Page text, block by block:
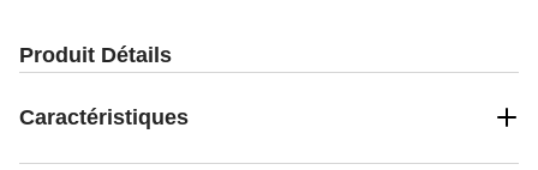
Produit Détails
Caractéristiques